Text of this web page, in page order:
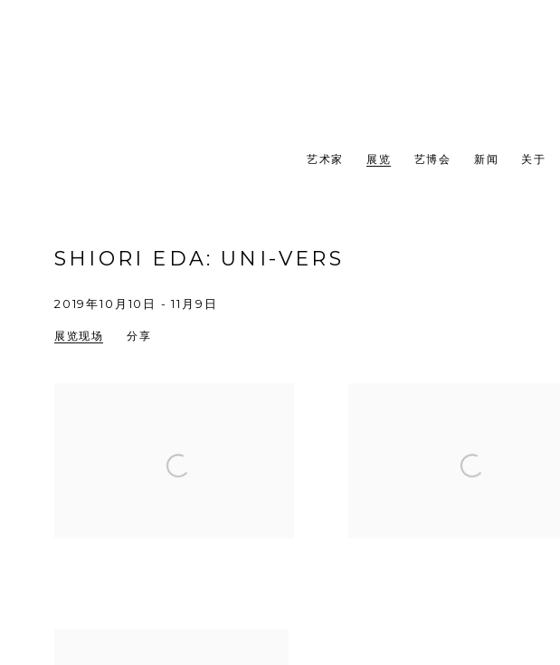
艺术家 展览 艺博会 新闻 关于
SHIORI EDA: UNI-VERS
2019年10月10日 - 11月9日
展览现场 分享